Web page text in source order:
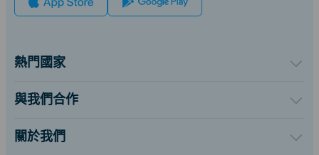
熱門國家
英國
土耳其
泰國
與我們合作
推薦及賺取
聯盟計劃
關於我們